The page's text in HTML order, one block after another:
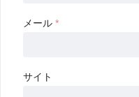
メール *
サイト